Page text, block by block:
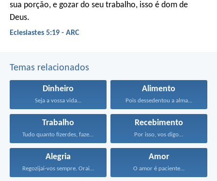
sua porção, e gozar do seu trabalho, isso é dom de
Deus.
Eclesiastes 5:19 - ARC
Temas relacionados
Dinheiro
Seja a vossa vida...
Alimento
Pois dessedentou a alma...
Trabalho
Tudo quanto fizerdes, fazei-o...
Recebimento
Por isso, vos digo...
Alegria
Regozijai-vos sempre. Orai sem...
Amor
O amor é paciente...